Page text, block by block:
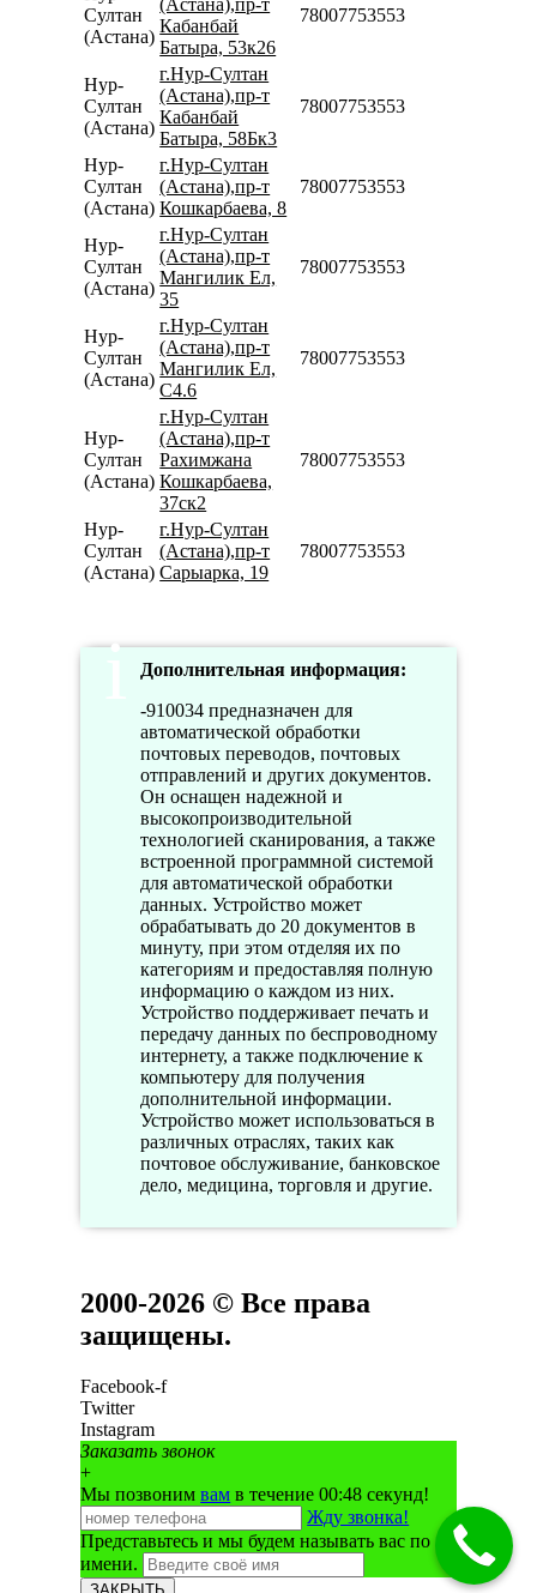
Султан
(Астана)
Кабанбай
Батыра, 53к26
78007753553
Нур-
Султан
(Астана)
г.Нур-Султан
(Астана),пр-т
Кабанбай
Батыра, 58Бк3
78007753553
Нур-
Султан
(Астана)
г.Нур-Султан
(Астана),пр-т
Кошкарбаева, 8
78007753553
Нур-
Султан
(Астана)
г.Нур-Султан
(Астана),пр-т
Мангилик Ел,
35
78007753553
Нур-
Султан
(Астана)
г.Нур-Султан
(Астана),пр-т
Мангилик Ел,
С4.6
78007753553
Нур-
Султан
(Астана)
г.Нур-Султан
(Астана),пр-т
Рахимжана
Кошкарбаева,
37ск2
78007753553
Нур-
Султан
(Астана)
г.Нур-Султан
(Астана),пр-т
Сарыарка, 19
78007753553
Дополнительная информация:
-910034 предназначен для
автоматической обработки
почтовых переводов, почтовых
отправлений и других документов.
Он оснащен надежной и
высокопроизводительной
технологией сканирования, а также
встроенной программной системой
для автоматической обработки
данных. Устройство может
обрабатывать до 20 документов в
минуту, при этом отделяя их по
категориям и предоставляя полную
информацию о каждом из них.
Устройство поддерживает печать и
передачу данных по беспроводному
интернету, а также подключение к
компьютеру для получения
дополнительной информации.
Устройство может использоваться в
различных отраслях, таких как
почтовое обслуживание, банковское
дело, медицина, торговля и другие.
2000-2026 © Все права
защищены.
Facebook-f
Twitter
Instagram
Заказать звонок
+
Мы позвонимвам в течение 00:48 секунд!
Жду звонка!
Представьтесь и мы будем называть вас по
имени.